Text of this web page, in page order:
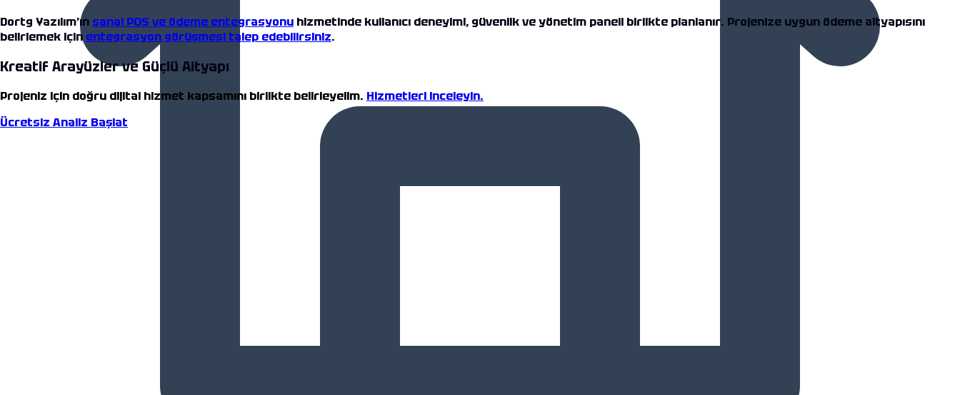
Dortg Yazılım’ın sanal POS ve ödeme entegrasyonu hizmetinde kullanıcı deneyimi, güvenlik ve yönetim paneli birlikte planlanır. Projenize uygun ödeme altyapısını
belirlemek için entegrasyon görüşmesi talep edebilirsiniz.
Kreatif Arayüzler ve Güçlü Altyapı
Projeniz için doğru dijital hizmet kapsamını birlikte belirleyelim. Hizmetleri inceleyin.
Ücretsiz Analiz Başlat